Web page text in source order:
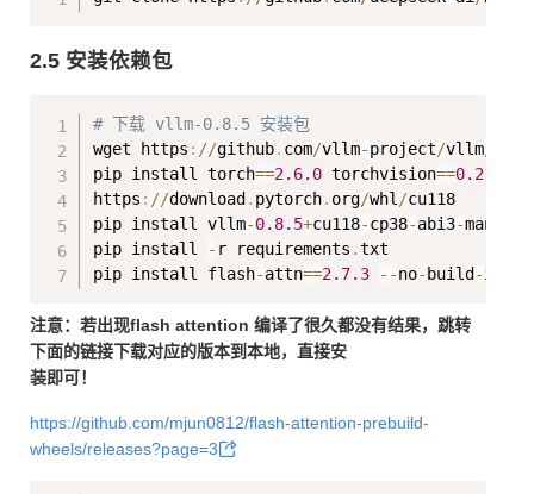
2.5 安装依赖包
# 下载 vllm-0.8.5 安装包
wget https : //github. com/vllm-project/vllm
pip install torch==2.6.0 torchvision==0.21
https : //download . pytorch. org/whl /cu118
pip install vllm-0.8.5+cu118-cp38-abi3-
pip install
- r requirements .txt
pip install flash-attn==2.7.3 - -no- build -
注意：若出现flash attention 编译了很久都没有结果，跳转
下面的链接下载对应的版本到本地，直接安
装即可！
https://github.com/mjun0812/flash-attention-prebuild-
wheels/releases?page=3